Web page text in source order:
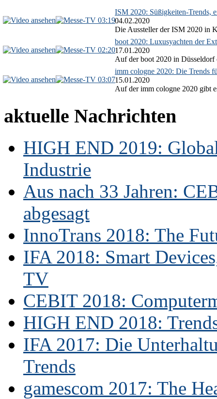
03:19
ISM 2020: Süßigkeiten-Trends,
04.02.2020
Die Aussteller der ISM 2020 in
02:20
boot 2020: Luxusyachten der
17.01.2020
Auf der boot 2020 in Düsseldorf
03:07
imm cologne 2020: Die Trends
15.01.2020
Auf der imm cologne 2020 gibt
aktuelle Nachrichten
HIGH END 2019:
Industrie
Aus nach 33 Jahren:
abgesagt
InnoTrans 2018: The
IFA 2018: Smart
TV
CEBIT 2018:
HIGH END 2018:
IFA 2017: Die
Trends
gamescom 2017: The